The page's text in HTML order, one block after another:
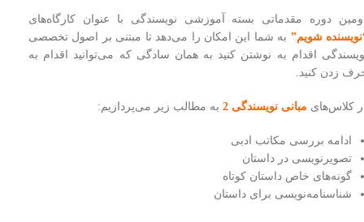
دوره مقدماتی بسته آموزشی نویسندگی با عنوان کارگاه‌های
شویم” به شما این امکان را می‌دهد تا مبتنی بر اصول تخصصی
اقدام به نوشتن کنید به همان سادگی که می‌توانید اقدام به
زدن کنید.
کلاس‌های مبانی نویسندگی 2 به مطالب زیر می‌پردازیم:
ادامه بررسی مکاتب ادبی
تصویرنویسی در داستان
گونه‌های خاص داستان کوتاه
شناسنامه‌نویسی برای داستان